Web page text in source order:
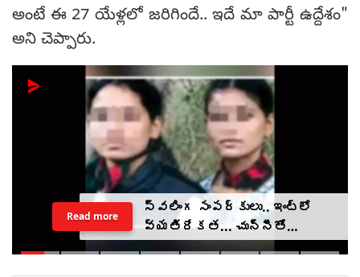
అంటే ఈ 27 యేళ్లలో జరిగిందే.. ఇదే మా పార్టీ ఉద్దేశం"
అని చెప్పారు.
స్వలింగ సంపర్కులు.. ఇంట్లో
వ్యతిరేకత... చున్నీతో
ఉరేసుకుని ఆత్మహత్య
Read more